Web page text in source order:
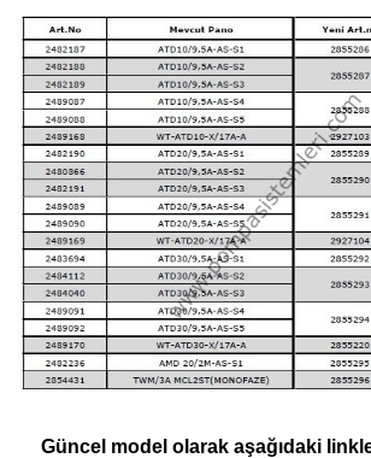
Güncel model olarak aşağıdaki